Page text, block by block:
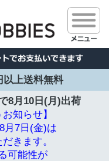
以上送料無料
8月10日(月)出荷
知らせ】
月7日(金)は
きます。
可能性が